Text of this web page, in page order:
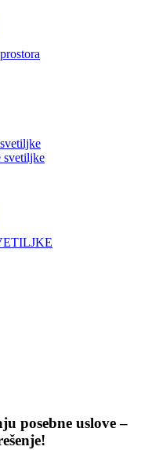
svetiljke
posebne uslove –